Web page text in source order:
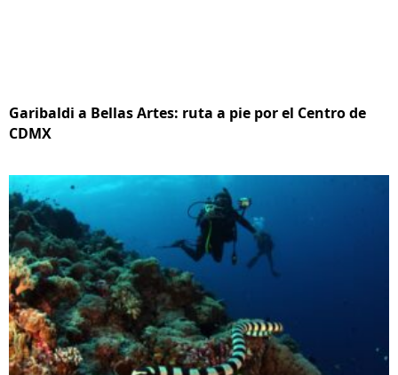
Garibaldi a Bellas Artes: ruta a pie por el Centro de
CDMX